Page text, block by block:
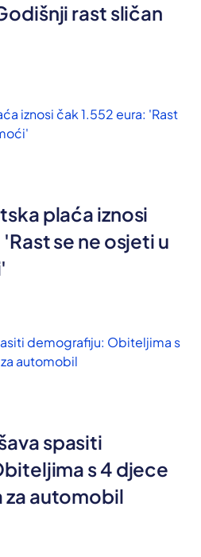
rast sličan
plaća iznosi
se ne osjeti u
spasiti
s 4 djece
za automobil